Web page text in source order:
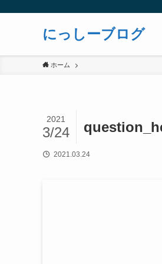
にっしーブログ
ホーム
2021
3/24
2021.03.24